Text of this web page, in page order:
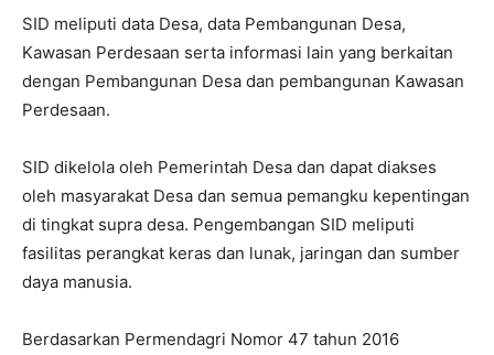
SID meliputi data Desa, data Pembangunan Desa,
Kawasan Perdesaan serta informasi lain yang berkaitan
dengan Pembangunan Desa dan pembangunan Kawasan
Perdesaan.
SID dikelola oleh Pemerintah Desa dan dapat diakses
oleh masyarakat Desa dan semua pemangku kepentingan
di tingkat supra desa. Pengembangan SID meliputi
fasilitas perangkat keras dan lunak, jaringan dan sumber
daya manusia.
Berdasarkan Permendagri Nomor 47 tahun 2016